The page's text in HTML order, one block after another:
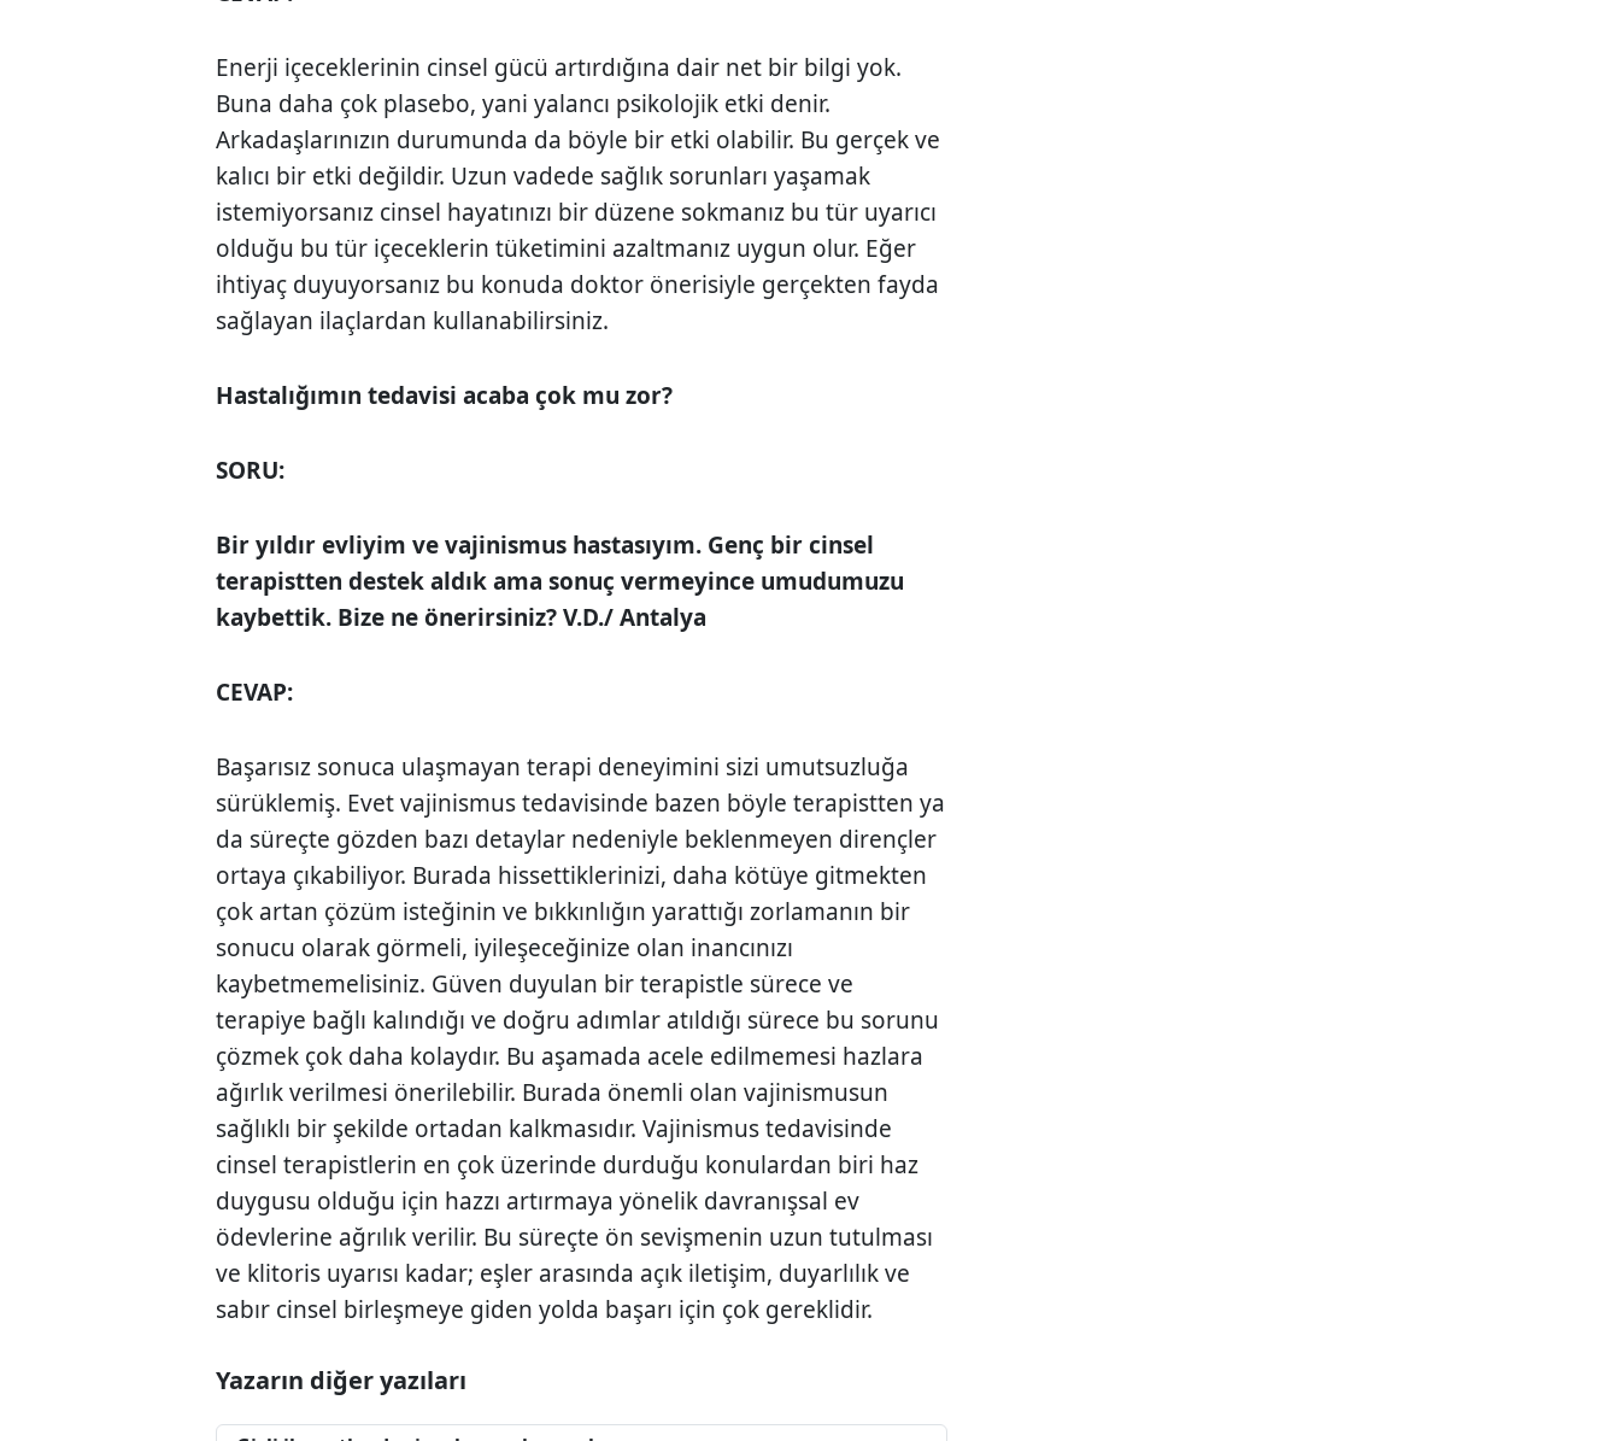
Enerji içeceklerinin cinsel gücü artır­dığına dair net bir bilgi yok.
Buna daha çok plasebo, yani yalancı psikolojik etki denir.
Arkadaşlarınızın durumunda da böyle bir etki olabilir. Bu gerçek ve
kalıcı bir etki değildir. Uzun vadede sağlık sorunları yaşamak
istemiyorsanız cinsel hayatınızı bir düzene sokmanız bu tür uyarıcı
olduğu bu tür içeceklerin tüketimini azaltmanız uygun olur. Eğer
ihtiyaç duyuyorsanız bu konuda doktor önerisiyle gerçekten fayda
sağlayan ilaçlardan kullanabilirsiniz.
Hastalığımın tedavisiacaba çok mu zor?
SORU:
Bir yıldır evliyim ve vajinismus hastasıyım. Genç bir cinsel
terapistten destek aldık ama sonuç vermeyince umudumuzu
kaybettik. Bize ne önerirsiniz? V.D./ Antalya
CEVAP:
Başarısız sonuca ulaşmayan terapi deneyimini sizi umutsuzluğa
sürükle­miş. Evet vajinismus tedavisinde bazen böyle terapistten ya
da süreçte gözden bazı detaylar nedeniyle beklenmeyen dirençler
ortaya çıkabiliyor. Burada hissettiklerinizi, daha kötüye gitmekten
çok artan çözüm isteğinin ve bıkkınlığın yarattığı zorlamanın bir
sonucu olarak görmeli, iyileşeceğinize olan inancını­zı
kaybetmemelisiniz. Güven duyulan bir terapistle sürece ve
terapiye bağlı kalındığı ve doğru adımlar atıldığı sürece bu sorunu
çözmek çok daha kolaydır. Bu aşamada acele edilmemesi hazlara
ağırlık verilmesi önerilebilir. Burada önemli olan vajinismusun
sağlıklı bir şekilde ortadan kalkmasıdır. Vajinis­mus tedavisinde
cinsel terapistlerin en çok üzerinde durduğu konulardan biri haz
duygusu olduğu için hazzı artırma­ya yönelik davranışsal ev
ödevlerine ağrılık verilir. Bu süreçte ön sevişmenin uzun tutulması
ve klitoris uyarısı kadar; eşler arasında açık iletişim, duyarlılık ve
sabır cinsel birleşmeye giden yolda başarı için çok gereklidir.
Yazarın diğer yazıları